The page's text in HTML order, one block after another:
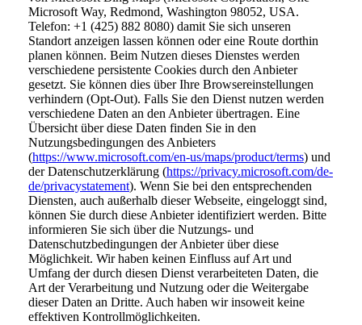
Microsoft Way, Redmond, Washington 98052, USA.
Telefon: +1 (425) 882 8080) damit Sie sich unseren
Standort anzeigen lassen können oder eine Route dorthin
planen können. Beim Nutzen dieses Dienstes werden
verschiedene persistente Cookies durch den Anbieter
gesetzt. Sie können dies über Ihre Browsereinstellungen
verhindern (Opt-Out). Falls Sie den Dienst nutzen werden
verschiedene Daten an den Anbieter übertragen. Eine
Übersicht über diese Daten finden Sie in den
Nutzungsbedingungen des Anbieters
(https://www.microsoft.com/en-us/maps/product/terms) und
der Datenschutzerklärung (https://privacy.microsoft.com/de-
de/privacystatement). Wenn Sie bei den entsprechenden
Diensten, auch außerhalb dieser Webseite, eingeloggt sind,
können Sie durch diese Anbieter identifiziert werden. Bitte
informieren Sie sich über die Nutzungs- und
Datenschutzbedingungen der Anbieter über diese
Möglichkeit. Wir haben keinen Einfluss auf Art und
Umfang der durch diesen Dienst verarbeiteten Daten, die
Art der Verarbeitung und Nutzung oder die Weitergabe
dieser Daten an Dritte. Auch haben wir insoweit keine
effektiven Kontrollmöglichkeiten.